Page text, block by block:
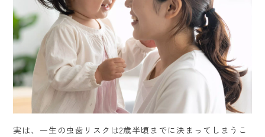
実は、一生の虫歯リスクは2歳半頃までに決まってしまうこ